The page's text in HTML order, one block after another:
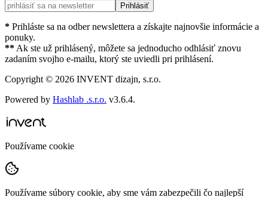
Prihlásiť
* Prihláste sa na odber newslettera a získajte najnovšie informácie a
ponuky.
** Ak ste už prihlásený, môžete sa jednoducho odhlásiť znovu
zadaním svojho e-mailu, ktorý ste uviedli pri prihlásení.
Copyright © 2026 INVENT dizajn, s.r.o.
Powered by Hashlab .s.r.o. v3.6.4.
Používame cookie
Používame súbory cookie, aby sme vám zabezpečili čo najlepší